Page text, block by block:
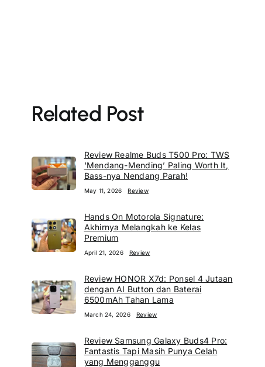
Related Post
Review Realme Buds T500 Pro: TWS
‘Mendang-Mending’ Paling Worth It,
Bass-nya Nendang Parah!
May 11, 2026 Review
Hands On Motorola Signature:
Akhirnya Melangkah ke Kelas
Premium
April 21, 2026 Review
Review HONOR X7d: Ponsel 4 Jutaan
dengan AI Button dan Baterai
6500mAh Tahan Lama
March 24, 2026 Review
Review Samsung Galaxy Buds4 Pro:
Fantastis Tapi Masih Punya Celah
yang Mengganggu